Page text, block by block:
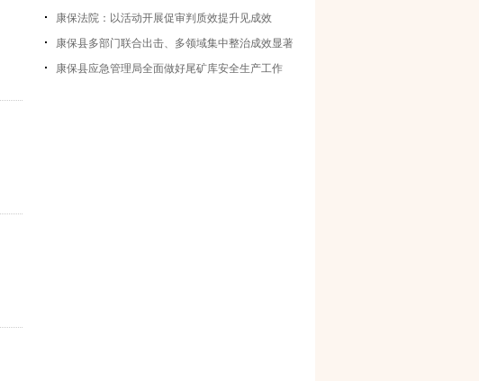
康保法院：以活动开展促审判质效提升见成效
康保县多部门联合出击、多领域集中整治成效显著
康保县应急管理局全面做好尾矿库安全生产工作